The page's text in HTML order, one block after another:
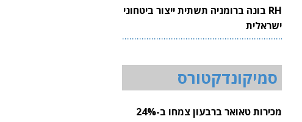
RH בונה ברומניה תשתית ייצור ביטחוני
ישראלית
סמיקונדקטורס
מכירות טאואר ברבעון צמחו ב-24%